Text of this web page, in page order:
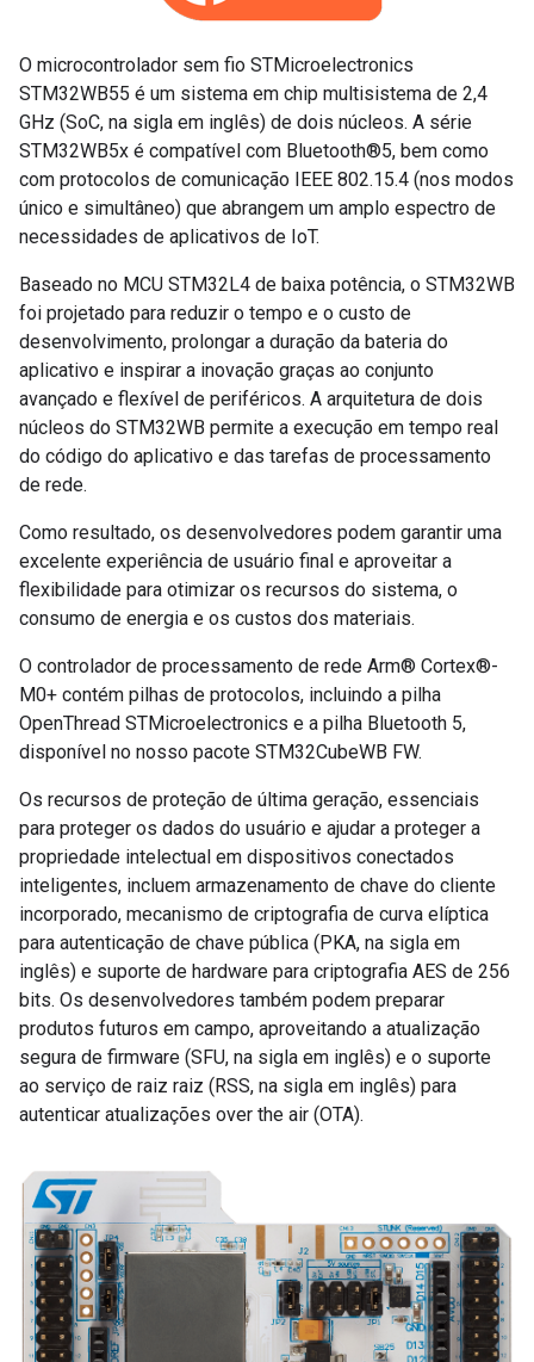
O microcontrolador sem fio STMicroelectronics
STM32WB55 é um sistema em chip multisistema de 2,4
GHz (SoC, na sigla em inglês) de dois núcleos. A série
STM32WB5x é compatível com Bluetooth®5, bem como
com protocolos de comunicação IEEE 802.15.4 (nos modos
único e simultâneo) que abrangem um amplo espectro de
necessidades de aplicativos de IoT.
Baseado no MCU STM32L4 de baixa potência, o STM32WB
foi projetado para reduzir o tempo e o custo de
desenvolvimento, prolongar a duração da bateria do
aplicativo e inspirar a inovação graças ao conjunto
avançado e flexível de periféricos. A arquitetura de dois
núcleos do STM32WB permite a execução em tempo real
do código do aplicativo e das tarefas de processamento
de rede.
Como resultado, os desenvolvedores podem garantir uma
excelente experiência de usuário final e aproveitar a
flexibilidade para otimizar os recursos do sistema, o
consumo de energia e os custos dos materiais.
O controlador de processamento de rede Arm® Cortex®-
M0+ contém pilhas de protocolos, incluindo a pilha
OpenThread STMicroelectronics e a pilha Bluetooth 5,
disponível no nosso pacote STM32CubeWB FW.
Os recursos de proteção de última geração, essenciais
para proteger os dados do usuário e ajudar a proteger a
propriedade intelectual em dispositivos conectados
inteligentes, incluem armazenamento de chave do cliente
incorporado, mecanismo de criptografia de curva elíptica
para autenticação de chave pública (PKA, na sigla em
inglês) e suporte de hardware para criptografia AES de 256
bits. Os desenvolvedores também podem preparar
produtos futuros em campo, aproveitando a atualização
segura de firmware (SFU, na sigla em inglês) e o suporte
ao serviço de raiz raiz (RSS, na sigla em inglês) para
autenticar atualizações over the air (OTA).